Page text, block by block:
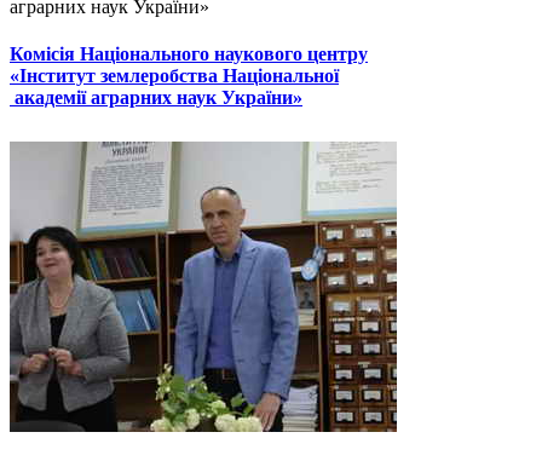
Комісія Національного наукового центру
«Інститут землеробства Національної
академії аграрних наук України»